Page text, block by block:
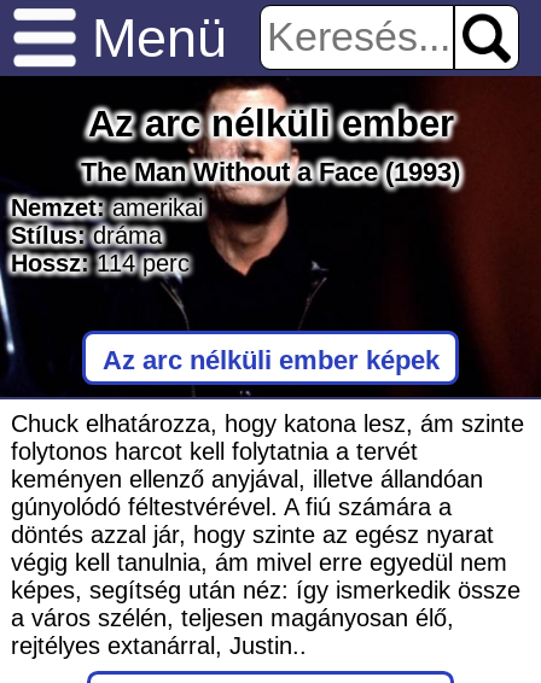
Menü
Az arc nélküli ember
The Man Without a Face(1993)
Nemzet: amerikai
Stílus: dráma
Hossz: 114perc
Az arc nélküli ember képek
Chuck elhatározza, hogy katona lesz, ám szinte
folytonos harcot kell folytatnia a tervét
keményen ellenző anyjával, illetve állandóan
gúnyolódó féltestvérével. A fiú számára a
döntés azzal jár, hogy szinte az egész nyarat
végig kell tanulnia, ám mivel erre egyedül nem
képes, segítség után néz: így ismerkedik össze
a város szélén, teljesen magányosan élő,
rejtélyes extanárral, Justin..